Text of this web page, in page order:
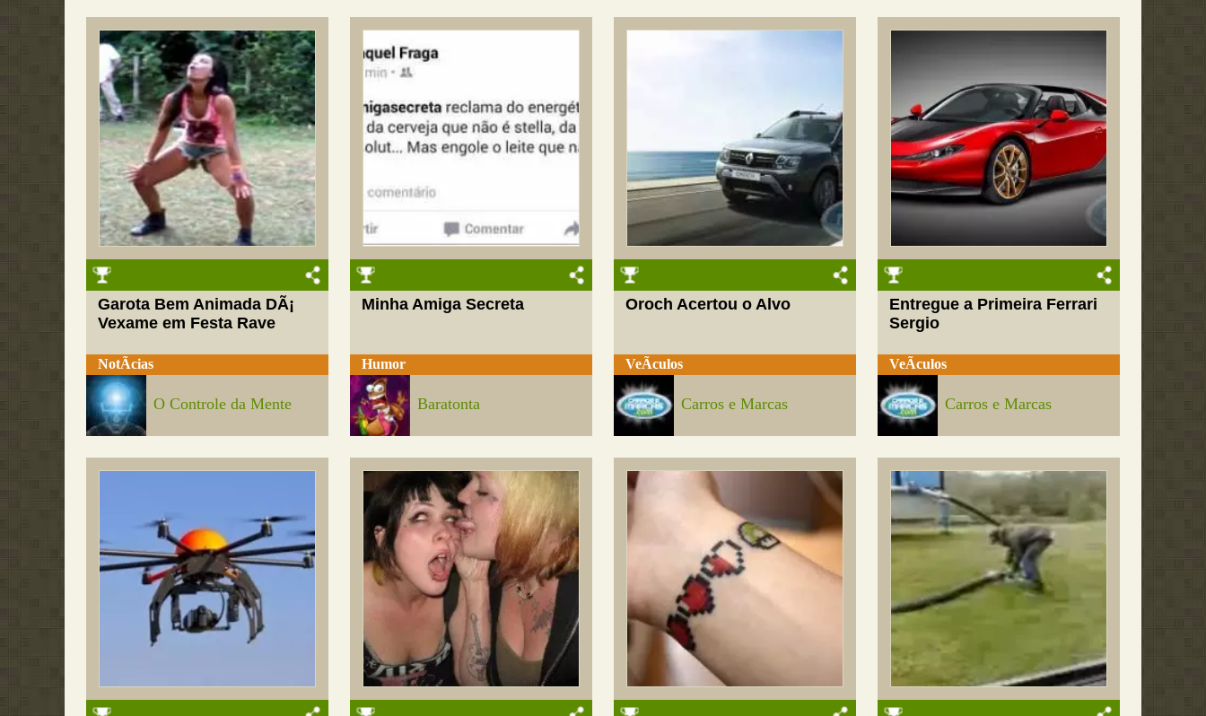
Garota Bem Animada DÃ¡
Vexame em Festa Rave
NotÃ­cias
O Controle da Mente
Minha Amiga Secreta
Humor
Baratonta
Oroch Acertou o Alvo
VeÃ­culos
Carros e Marcas
Entregue a Primeira Ferrari
Sergio
VeÃ­culos
Carros e Marcas